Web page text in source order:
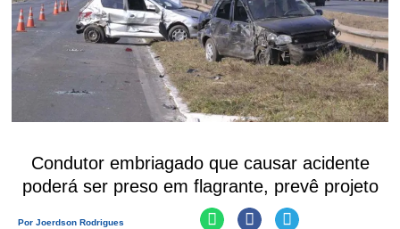
Condutor embriagado que causar acidente
poderá ser preso em flagrante, prevê projeto
Por Joerdson Rodrigues